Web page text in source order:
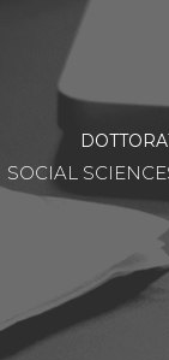
SOCIAL